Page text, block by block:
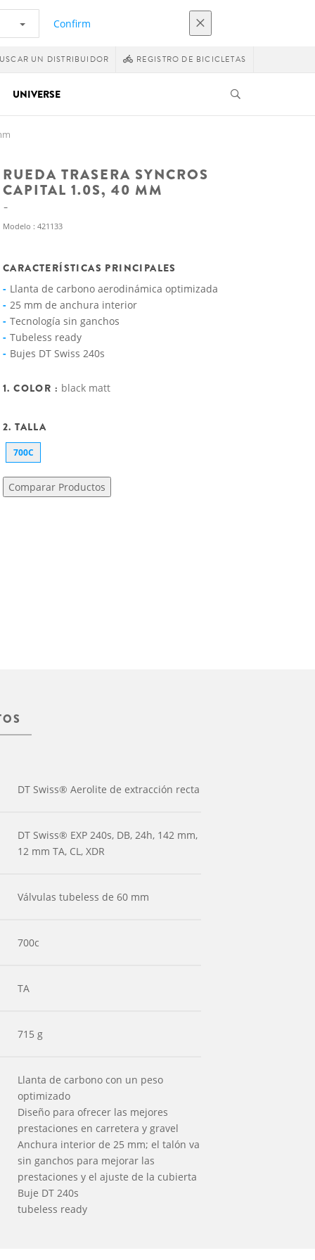
Confirm
UN DISTRIBUIDOR REGISTRO DE BICICLETAS
UNIVERSE
RUEDA TRASERA SYNCROS
CAPITAL 1.0S, 40 MM
Modelo : 421133
CARACTERÍSTICAS PRINCIPALES
Llanta de carbono aerodinámica optimizada
25 mm de anchura interior
Tecnología sin ganchos
Tubeless ready
Bujes DT Swiss 240s
1. COLOR : black matt
2. TALLA
700C
Comparar Productos
DT Swiss® Aerolite de extracción recta
DT Swiss® EXP 240s, DB, 24h, 142 mm,
12 mm TA, CL, XDR
Válvulas tubeless de 60 mm
700c
TA
715 g
Llanta de carbono con un peso
optimizado
Diseño para ofrecer las mejores
prestaciones en carretera y gravel
Anchura interior de 25 mm; el talón va
sin ganchos para mejorar las
prestaciones y el ajuste de la cubierta
Buje DT 240s
tubeless ready